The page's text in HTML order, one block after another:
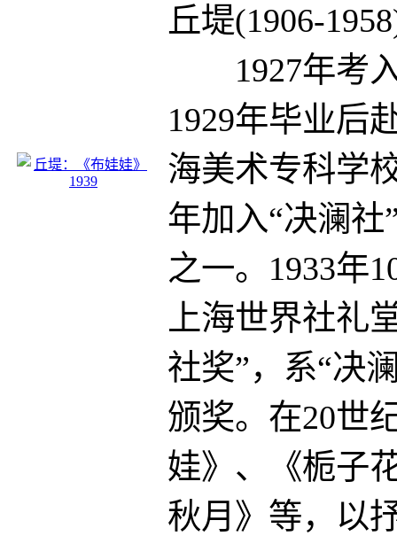
丘堤(1906-
1927年考入
1929年毕业后
海美术专科学
年加入“决澜
之一。1933年
上海世界社礼
社奖”，系“决
颁奖。在20世
娃》、《栀子
秋月》等，以